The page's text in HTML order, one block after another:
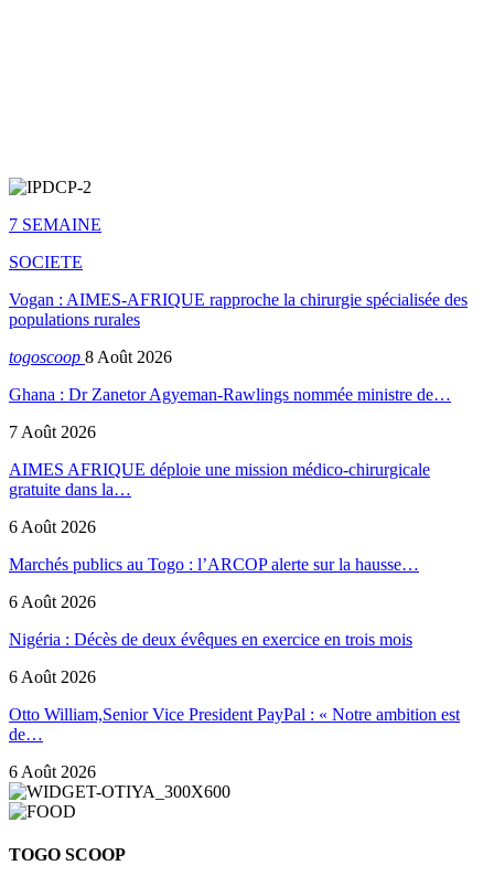
7 SEMAINE
SOCIETE
Vogan : AIMES-AFRIQUE rapproche la chirurgie spécialisée des
populations rurales
togoscoop 8 Août 2026
Ghana : Dr Zanetor Agyeman-Rawlings nommée ministre de…
7 Août 2026
AIMES AFRIQUE déploie une mission médico-chirurgicale
gratuite dans la…
6 Août 2026
Marchés publics au Togo : l’ARCOP alerte sur la hausse…
6 Août 2026
Nigéria : Décès de deux évêques en exercice en trois mois
6 Août 2026
Otto William,Senior Vice President PayPal : « Notre ambition est
de…
6 Août 2026
TOGO SCOOP